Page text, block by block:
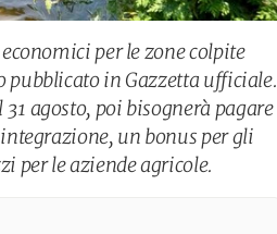
per le zone colpite
pubblicato in Gazzetta ufficiale.
agosto, poi bisognerà pagare
un bonus per gli
per le aziende agricole.